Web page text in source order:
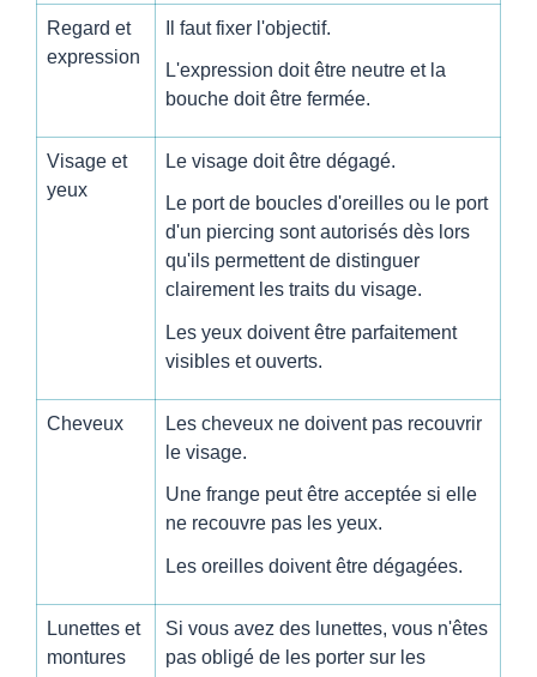
Regard et
expression
Il faut fixer l'objectif.
L'expression doit être neutre et la
bouche doit être fermée.
Visage et
yeux
Le visage doit être dégagé.
Le port de boucles d'oreilles ou le port
d'un piercing sont autorisés dès lors
qu'ils permettent de distinguer
clairement les traits du visage.
Les yeux doivent être parfaitement
visibles et ouverts.
Cheveux
Les cheveux ne doivent pas recouvrir
le visage.
Une frange peut être acceptée si elle
ne recouvre pas les yeux.
Les oreilles doivent être dégagées.
Lunettes et
montures
Si vous avez des lunettes, vous n'êtes
pas obligé de les porter sur les